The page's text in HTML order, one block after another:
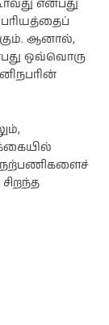
என்பது
ஆனால்,
ஒவ்வொரு
நற்பணிகளைச்